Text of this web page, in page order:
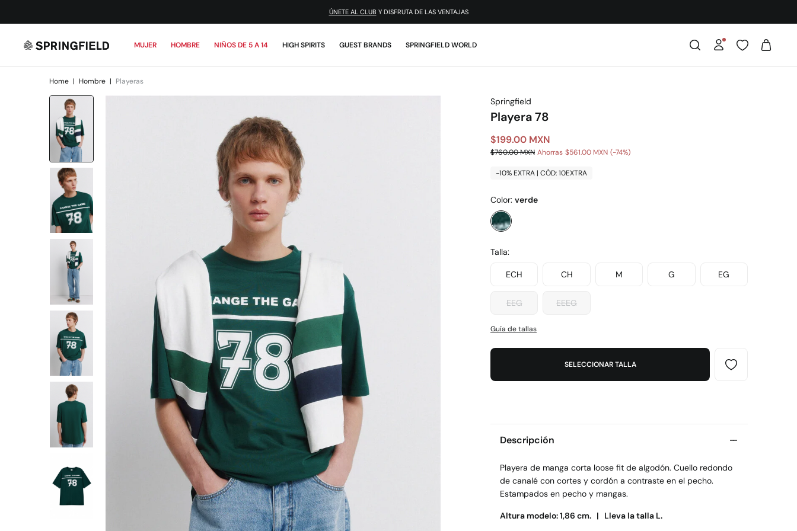
¡DESCARGA LA APP!
MUJER HOMBRE NIÑOS DE 5 A 14 HIGH SPIRITS GUEST BRANDS SPRINGFIELD WORLD
Home | Hombre | Playeras
Springfield
Playera 78
$199.00 MXN
$760.00 MXN Ahorras $561.00 MXN 74
-10% EXTRA | CÓD: 10EXTRA
Color: verde
Talla:
ECH CH M G EG
EEG EEEG
Guía de tallas
SELECCIONAR TALLA
Descripción
Playera de manga corta loose fit de algodón. Cuello redondo
de canalé con cortes y cordón a contraste en el pecho.
Estampados en pecho y mangas.
Altura modelo: 1,86 cm. | Lleva la talla L.